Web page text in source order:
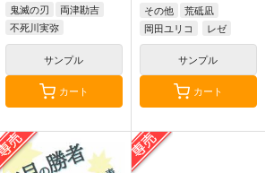
鬼滅の刃
両津勘吉
不死川実弥
竈門炭治郎
サンプル
カート
その他
荒砥凪
岡田ユリコ
レゼ
サンプル
カート